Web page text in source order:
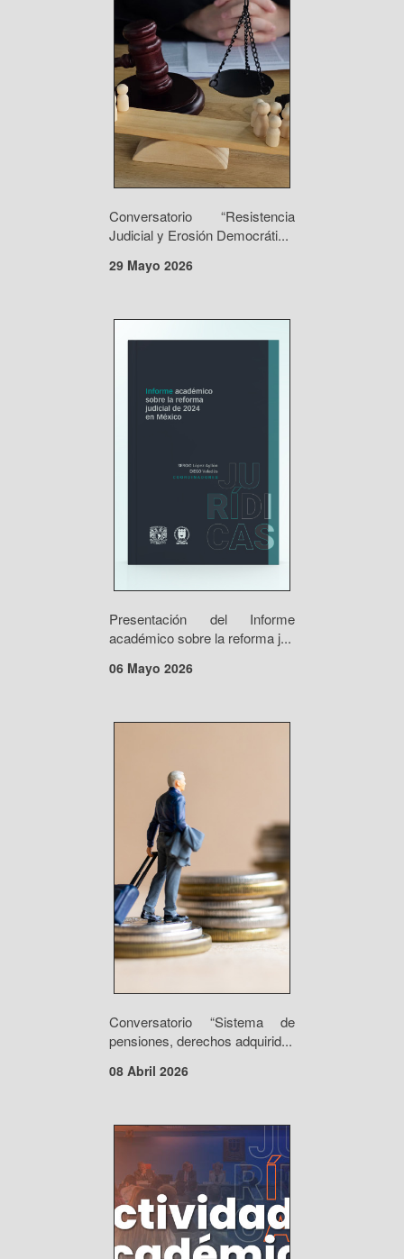
Conversatorio “Resistencia
Judicial y Erosión Democráti...
29 Mayo 2026
Presentación del Informe
académico sobre la reforma j...
06 Mayo 2026
Conversatorio “Sistema de
pensiones, derechos adquirid...
08 Abril 2026